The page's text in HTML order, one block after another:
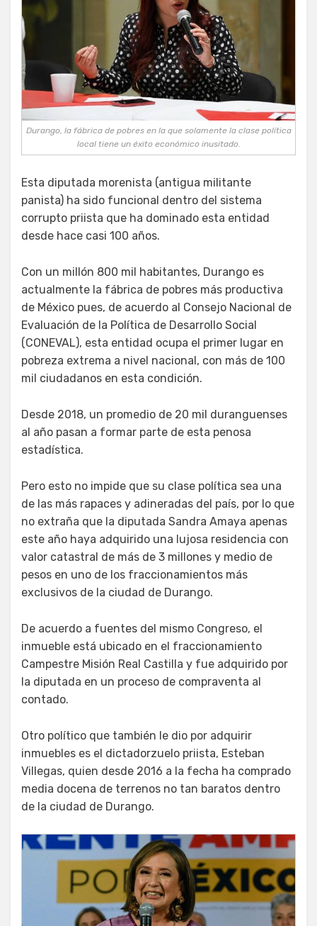
Durango, la fábrica de pobres en la que solamente la clase política
local tiene un éxito económico inusitado.
Esta diputada morenista (antigua militante
panista) ha sido funcional dentro del sistema
corrupto priista que ha dominado esta entidad
desde hace casi 100 años.
Con un millón 800 mil habitantes, Durango es
actualmente la fábrica de pobres más productiva
de México pues, de acuerdo al Consejo Nacional de
Evaluación de la Política de Desarrollo Social
(CONEVAL), esta entidad ocupa el primer lugar en
pobreza extrema a nivel nacional, con más de 100
mil ciudadanos en esta condición.
Desde 2018, un promedio de 20 mil duranguenses
al año pasan a formar parte de esta penosa
estadística.
Pero esto no impide que su clase política sea una
de las más rapaces y adineradas del país, por lo que
no extraña que la diputada Sandra Amaya apenas
este año haya adquirido una lujosa residencia con
valor catastral de más de 3 millones y medio de
pesos en uno de los fraccionamientos más
exclusivos de la ciudad de Durango.
De acuerdo a fuentes del mismo Congreso, el
inmueble está ubicado en el fraccionamiento
Campestre Misión Real Castilla y fue adquirido por
la diputada en un proceso de compraventa al
contado.
Otro político que también le dio por adquirir
inmuebles es el dictadorzuelo priista, Esteban
Villegas, quien desde 2016 a la fecha ha comprado
media docena de terrenos no tan baratos dentro
de la ciudad de Durango.